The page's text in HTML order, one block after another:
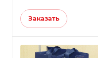
Заказать